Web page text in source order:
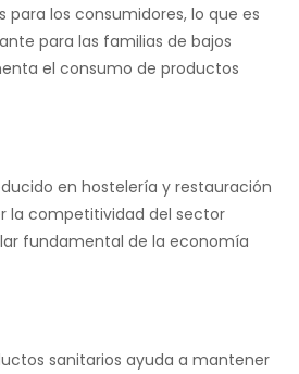
para los consumidores, lo que es
para las familias de bajos
el consumo de productos
en hostelería y restauración
la competitividad del sector
fundamental de la economía
sanitarios ayuda a mantener